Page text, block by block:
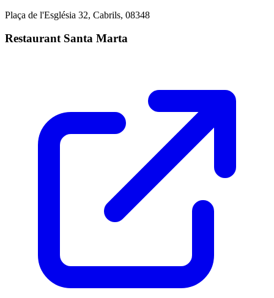
Plaça de l'Església 32, Cabrils, 08348
Restaurant Santa Marta